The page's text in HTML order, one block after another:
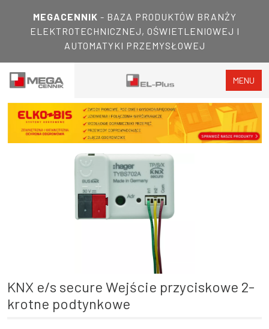
MEGACENNIK - BAZA PRODUKTÓW BRANŻY
ELEKTROTECHNICZNEJ, OŚWIETLENIOWEJ I
AUTOMATYKI PRZEMYSŁOWEJ
MENU
KNX e/s secure Wejście przyciskowe 2-
krotne podtynkowe